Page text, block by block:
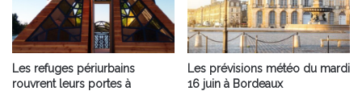
Les refuges périurbains
rouvrent leurs portes à
Les prévisions météo du mardi
16 juin à Bordeaux